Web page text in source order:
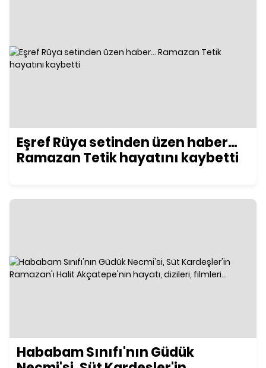
Eşref Rüya setinden üzen haber...
Ramazan Tetik hayatını kaybetti
Hababam Sınıfı'nın Güdük